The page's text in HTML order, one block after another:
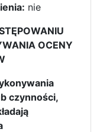
nie
OCENY
czynności,